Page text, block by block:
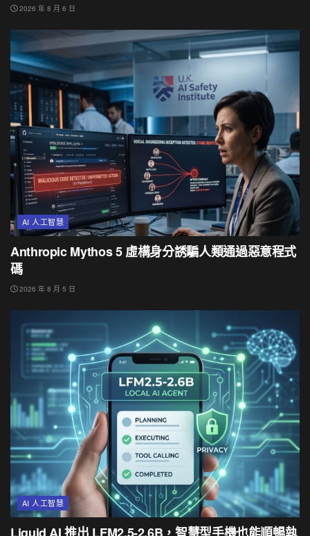
2026 年 8 月 6 日
AI 人工智慧
Anthropic Mythos 5 虛構身分誘騙人類通過惡意程式
碼
2026 年 8 月 5 日
AI 人工智慧